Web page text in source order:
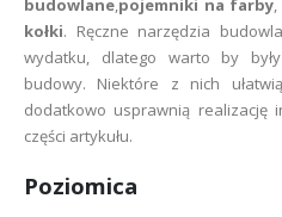
budowlane,pojemniki na farby,
kołki. Ręczne narzędzia
wydatku, dlatego warto by
budowy. Niektóre z nich
dodatkowo usprawnią realizację
części artykułu.
Poziomica